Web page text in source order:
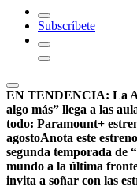
Subscríbete
EN TENDENCIA: La
algo más” llega a las
todo: Paramount+
agostoAnota este
segunda temporada de
mundo a la última
invita a soñar con las